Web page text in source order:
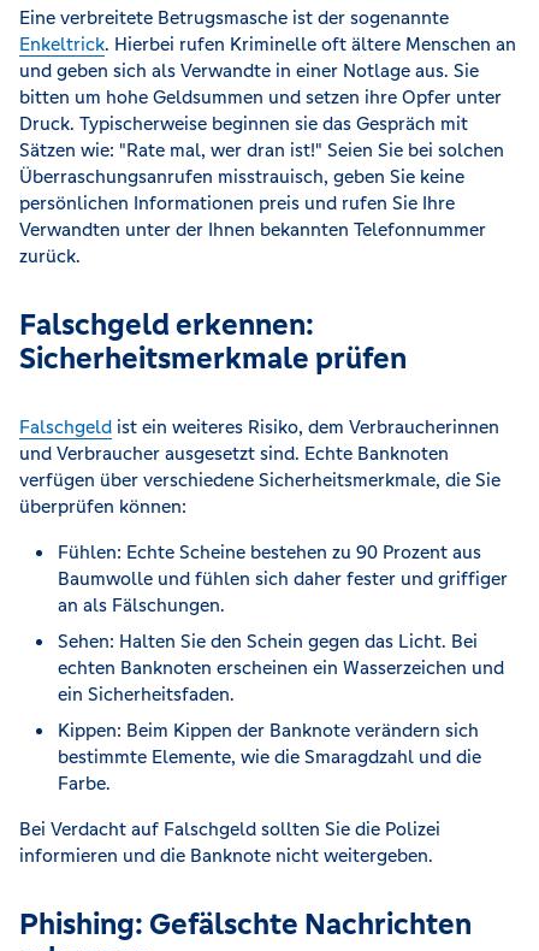
Eine verbreitete Betrugsmasche ist der sogenannte
Enkeltrick. Hierbei rufen Kriminelle oft ältere Menschen an
und geben sich als Verwandte in einer Notlage aus. Sie
bitten um hohe Geldsummen und setzen ihre Opfer unter
Druck. Typischerweise beginnen sie das Gespräch mit
Sätzen wie: "Rate mal, wer dran ist!" Seien Sie bei solchen
Überraschungsanrufen misstrauisch, geben Sie keine
persönlichen Informationen preis und rufen Sie Ihre
Verwandten unter der Ihnen bekannten Telefonnummer
zurück.
Falschgeld erkennen:
Sicherheitsmerkmale prüfen
Falschgeld ist ein weiteres Risiko, dem Verbraucherinnen
und Verbraucher ausgesetzt sind. Echte Banknoten
verfügen über verschiedene Sicherheitsmerkmale, die Sie
überprüfen können:
Fühlen: Echte Scheine bestehen zu 90 Prozent aus
Baumwolle und fühlen sich daher fester und griffiger
an als Fälschungen.
Sehen: Halten Sie den Schein gegen das Licht. Bei
echten Banknoten erscheinen ein Wasserzeichen und
ein Sicherheitsfaden.
Kippen: Beim Kippen der Banknote verändern sich
bestimmte Elemente, wie die Smaragdzahl und die
Farbe.
Bei Verdacht auf Falschgeld sollten Sie die Polizei
informieren und die Banknote nicht weitergeben.
Phishing: Gefälschte Nachrichten